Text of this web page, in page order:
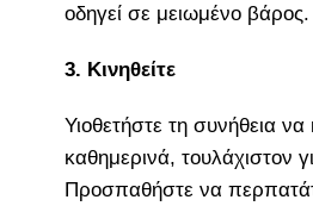
οδηγεί σε μειωμένο βάρος.
3. Κινηθείτε
Υιοθετήστε τη συνήθεια να
καθημερινά, τουλάχιστον
Προσπαθήστε να